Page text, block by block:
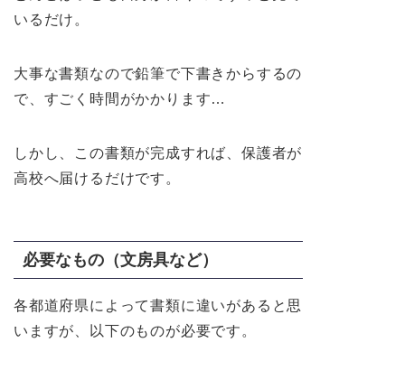
いるだけ。
大事な書類なので鉛筆で下書きからするの
で、すごく時間がかかります…
しかし、この書類が完成すれば、保護者が
高校へ届けるだけです。
必要なもの（文房具など）
各都道府県によって書類に違いがあると思
いますが、以下のものが必要です。